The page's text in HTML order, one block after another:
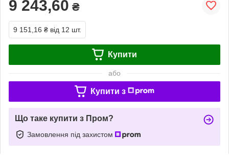
9 243,60 ₴
9 151,16 ₴ від 12 шт.
Купити
або
Купити з
Що таке купити з Пром?
Замовлення під захистом